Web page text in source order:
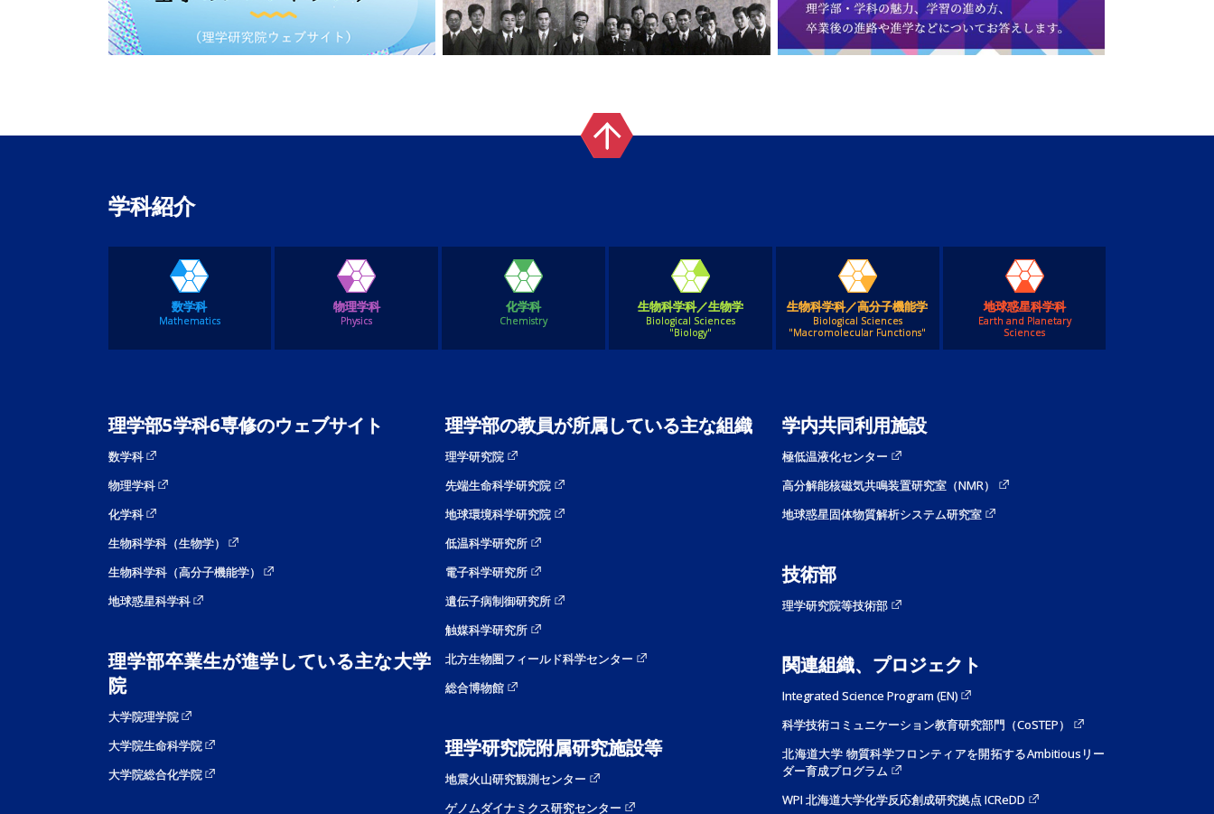
学科紹介
数学科
Mathematics
物理学科
Physics
化学科
Chemistry
生物科学科／生物学
Biological Sciences
"Biology"
生物科学科／高分子機能学
Biological Sciences
"Macromolecular Functions"
地球惑星科学科
Earth and Planetary
Sciences
理学部5学科6専修のウェブサイト
数学科
物理学科
化学科
生物科学科（生物学）
生物科学科（高分子機能学）
地球惑星科学科
理学部卒業生が進学している主な大学
院
大学院理学院
大学院生命科学院
大学院総合化学院
理学部の教員が所属している主な組織
理学研究院
先端生命科学研究院
地球環境科学研究院
低温科学研究所
電子科学研究所
遺伝子病制御研究所
触媒科学研究所
北方生物圏フィールド科学センター
総合博物館
理学研究院附属研究施設等
地震火山研究観測センター
ゲノムダイナミクス研究センター
学内共同利用施設
極低温液化センター
高分解能核磁気共鳴装置研究室（NMR）
地球惑星固体物質解析システム研究室
技術部
理学研究院等技術部
関連組織、プロジェクト
Integrated Science Program (EN)
科学技術コミュニケーション教育研究部門（CoSTEP）
北海道大学 物質科学フロンティアを開拓するAmbitiousリー
ダー育成プログラム
WPI 北海道大学化学反応創成研究拠点 ICReDD